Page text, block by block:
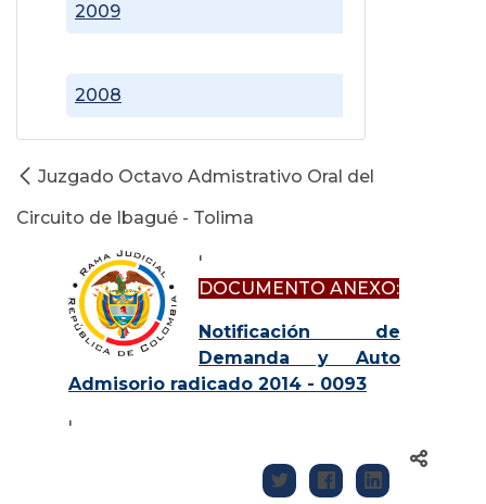
2008
2009
Juzgado Octavo Admistrativo Oral del
Circuito de Ibagué - Tolima
'
DOCUMENTO ANEXO:
Notificación de
Demanda y Auto
Admisorio radicado 2014 - 0093
'